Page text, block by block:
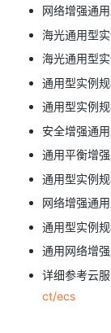
网络增强通
海光通用型
海光通用型
通用型实例
通用型实例
安全增强通
通用平衡增
通用型实例
网络增强通
通用型实例
通用网络增
详细参考云
ct/ecs